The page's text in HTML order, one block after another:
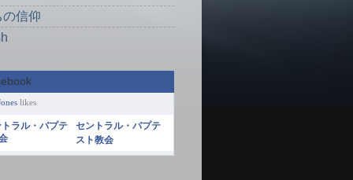
信仰
likes
セントラル・バプテ
スト教会